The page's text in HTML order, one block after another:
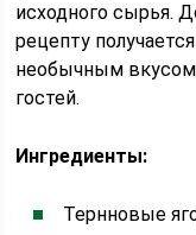
исходного сырья.
рецепту
необычным
гостей.
Ингредиенты:
Тернновые